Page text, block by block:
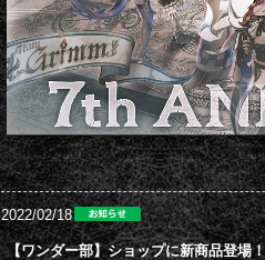
2022/02/18
【ワンダー部】ショップに新商品登場！